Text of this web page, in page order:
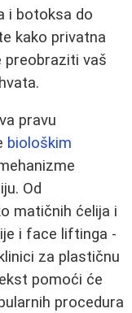
i botoksa do
kako privatna
preobraziti vaš
pravu
biološkim
Od
matičnih ćelija i
i face liftinga -
za plastičnu
pomoći će
procedura